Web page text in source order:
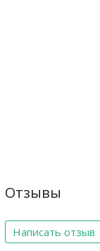
Отзывы
Написать отзыв